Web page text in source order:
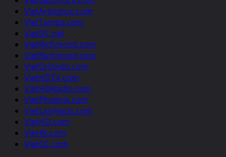
VietArlington.com
VietTampa.com
VietDC.net
VietRichmond.com
VietRichmond.com
VietOrlando.com
VietHDTV.com
VietHDRadio.com
VietPhoenix.com
VietLasVegas.com
VietHD.com
Viet4k.com
VietOC.com